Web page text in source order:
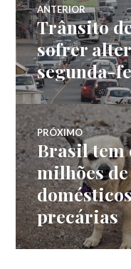
de
Post
ANTERIOR
Post
anterior:
Trânsito
sofrer
segunda-
PRÓXIMO
Próximo
post:
Brasil tem
milhões
precárias